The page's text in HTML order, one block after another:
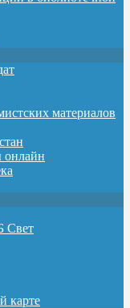
материалов
онлайн
Свет
карте